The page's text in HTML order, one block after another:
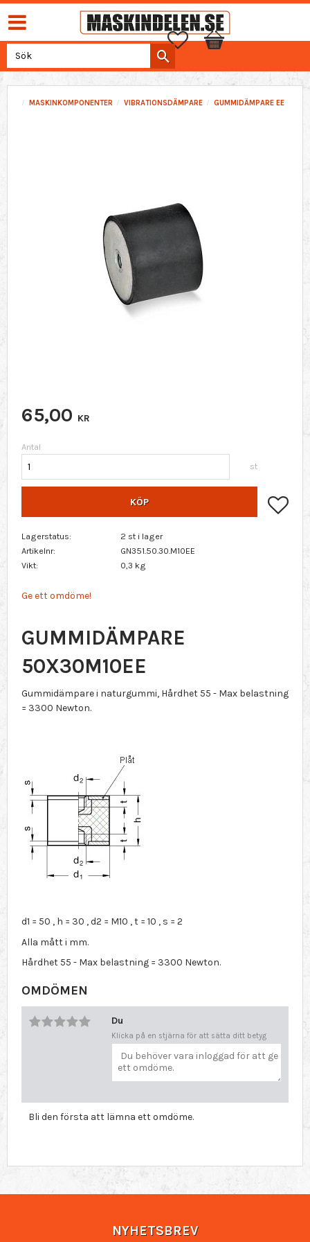
Favoriter
Kundvagn
MASKINKOMPONENTER VIBRATIONSDÄMPARE GUMMIDÄMPARE EE
65,00 KR
Antal
st
KÖP
Lagerstatus
2 st i lager
Artikelnr
GN351.50.30.M10EE
Vikt
0,3 kg
Ge ett omdöme!
GUMMIDÄMPARE
50X30M10EE
Gummidämpare i naturgummi, Hårdhet 55 - Max belastning
= 3300 Newton.
d1 = 50 , h = 30 , d2 = M10 , t = 10 , s = 2
Alla mått i mm.
Hårdhet 55 - Max belastning = 3300 Newton.
OMDÖMEN
Du
Klicka på en stjärna för att sätta ditt betyg
Bli den första att lämna ett omdöme.
NYHETSBREV